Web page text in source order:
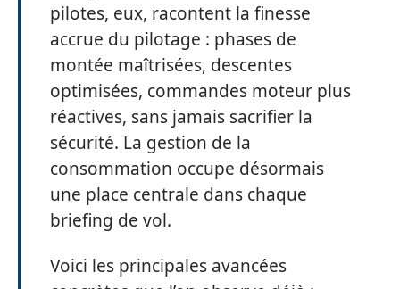
pilotes, eux, racontent la finesse
accrue du pilotage : phases de
montée maîtrisées, descentes
optimisées, commandes moteur plus
réactives, sans jamais sacrifier la
sécurité. La gestion de la
consommation occupe désormais
une place centrale dans chaque
briefing de vol.
Voici les principales avancées